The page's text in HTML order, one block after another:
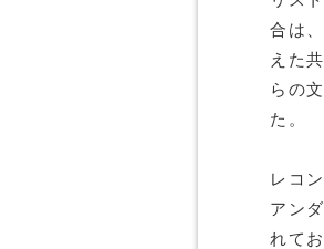
合は
えた
らの
た。
レコ
アン
れて